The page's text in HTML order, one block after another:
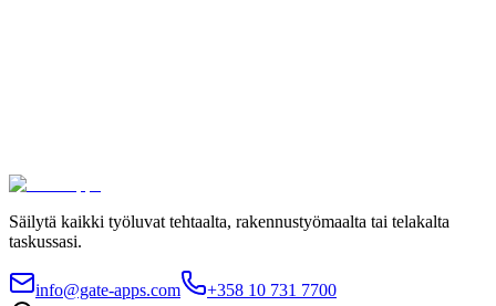
Säilytä kaikki työluvat tehtaalta, rakennustyömaalta tai telakalta
taskussasi.
info@gate-apps.com
+358 10 731 7700